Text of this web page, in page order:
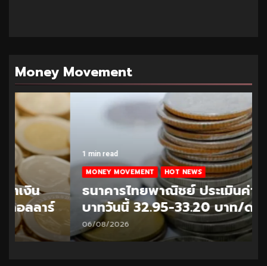
Money Movement
1 min read
MONEY MOVEMENT HOT NEWS
ธนาคารไทยพาณิชย์ ประเมินค่าเงิน
บาทวันนี้ 32.95-33.20 บาท/ดอลลาร์
06/08/2026